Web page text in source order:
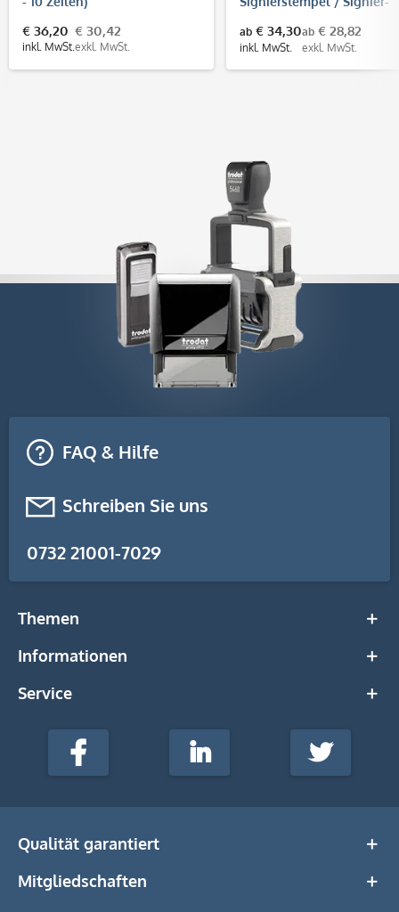
€ 36,20
inkl. MwSt.
€ 30,42
exkl. MwSt.
Metallgehäuse
ab € 34,30
inkl. MwSt.
ab € 28,82
exkl. MwSt.
FAQ & Hilfe
Schreiben Sie uns
0732 21001-7029
Themen
Informationen
Service
stempel-
Media
Facebook LinkedIn Twitter
Qualität garantiert
Mitgliedschaften